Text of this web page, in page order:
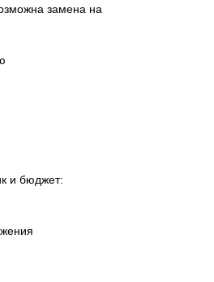
замена на
и бюджет: